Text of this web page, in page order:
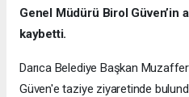
Genel Müdürü Birol Güven’in
kaybetti.
Darıca Belediye Başkan Muzaffer
Güven'e taziye ziyaretinde